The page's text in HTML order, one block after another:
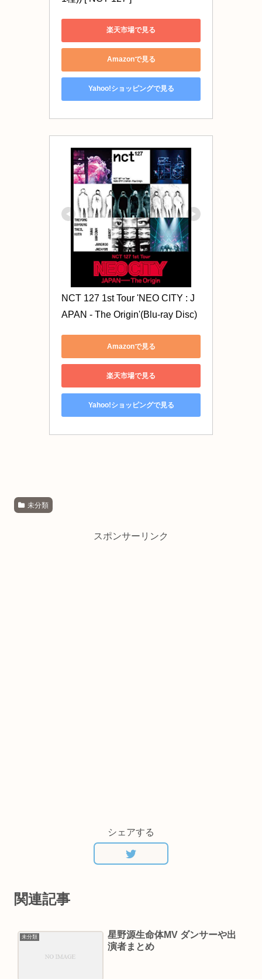
楽天市場で見る
Amazonで見る
Yahoo!ショッピングで見る
NCT 127 1st Tour 'NEO CITY : J
APAN - The Origin'(Blu-ray Disc)
Amazonで見る
楽天市場で見る
Yahoo!ショッピングで見る
未分類
スポンサーリンク
シェアする
関連記事
未分類
星野源生命体MV ダンサーや出
演者まとめ